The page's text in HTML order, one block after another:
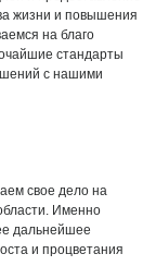
жизни и повышения
на благо
стандарты
с нашими
свое дело на
Именно
дальнейшее
и процветания